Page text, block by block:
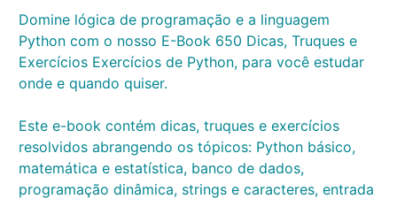
Domine lógica de programação e a linguagem
Python com o nosso E-Book 650 Dicas, Truques e
Exercícios Exercícios de Python, para você estudar
onde e quando quiser.
Este e-book contém dicas, truques e exercícios
resolvidos abrangendo os tópicos: Python básico,
matemática e estatística, banco de dados,
programação dinâmica, strings e caracteres, entrada